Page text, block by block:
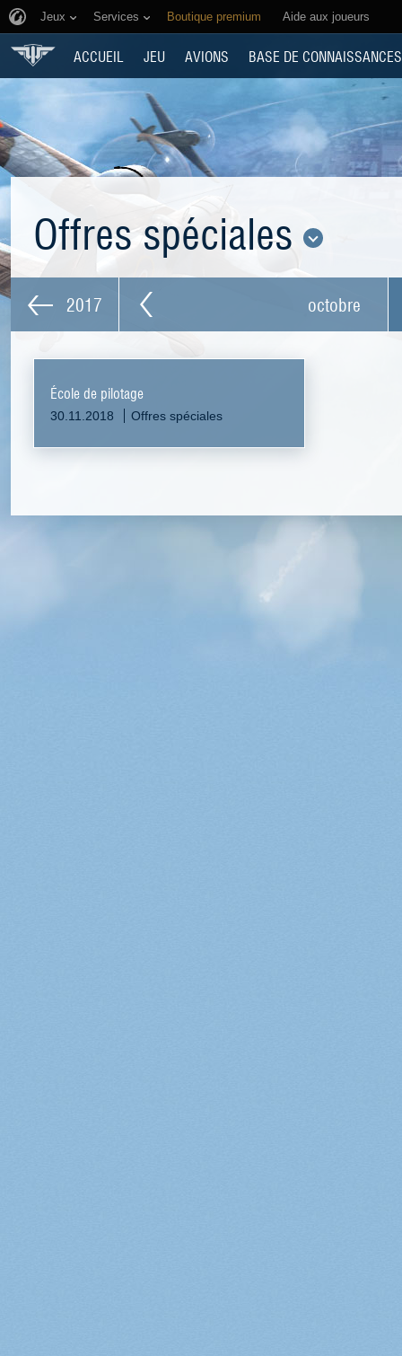
Jeux Services Boutique premium Aide aux joueurs
ACCUEIL JEU AVIONS BASE DE CONNAISSANCES
Offres spéciales
2017 octobre
École de pilotage
30.11.2018 Offres spéciales